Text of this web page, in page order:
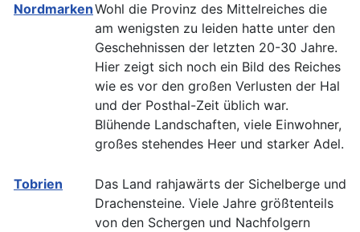
NordmarkenWohl die Provinz des Mittelreiches die
am wenigsten zu leiden hatte unter den
Geschehnissen der letzten 20-30 Jahre.
Hier zeigt sich noch ein Bild des Reiches
wie es vor den großen Verlusten der Hal
und der Posthal-Zeit üblich war.
Blühende Landschaften, viele Einwohner,
großes stehendes Heer und starker Adel.
Tobrien
Das Land rahjawärts der Sichelberge und
Drachensteine. Viele Jahre größtenteils
von den Schergen und Nachfolgern